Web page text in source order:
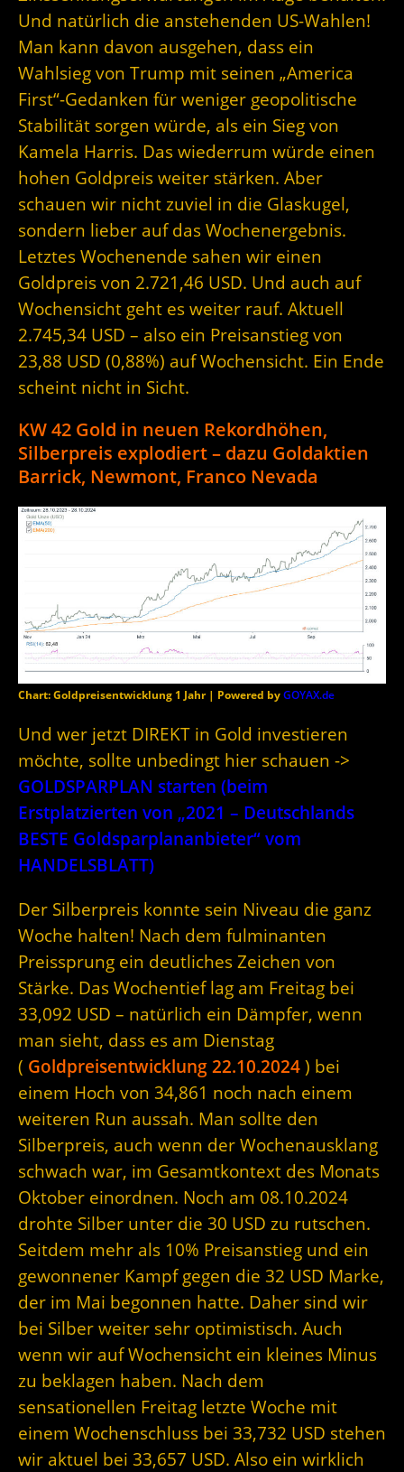
Und natürlich die anstehenden US-Wahlen!
Man kann davon ausgehen, dass ein
Wahlsieg von Trump mit seinen „America
First“-Gedanken für weniger geopolitische
Stabilität sorgen würde, als ein Sieg von
Kamela Harris. Das wiederrum würde einen
hohen Goldpreis weiter stärken. Aber
schauen wir nicht zuviel in die Glaskugel,
sondern lieber auf das Wochenergebnis.
Letztes Wochenende sahen wir einen
Goldpreis von 2.721,46 USD. Und auch auf
Wochensicht geht es weiter rauf. Aktuell
2.745,34 USD – also ein Preisanstieg von
23,88 USD (0,88%) auf Wochensicht. Ein Ende
scheint nicht in Sicht.
KW 42 Gold in neuen Rekordhöhen,
Silberpreis explodiert – dazu Goldaktien
Barrick, Newmont, Franco Nevada
Chart: Goldpreisentwicklung 1 Jahr | Powered byGOYAX.de
Und wer jetzt DIREKT in Gold investieren
möchte, sollte unbedingt hier schauen ->
GOLDSPARPLAN starten (beim
Erstplatzierten von „2021 – Deutschlands
BESTE Goldsparplananbieter“ vom
HANDELSBLATT)
Der Silberpreis konnte sein Niveau die ganz
Woche halten! Nach dem fulminanten
Preissprung ein deutliches Zeichen von
Stärke. Das Wochentief lag am Freitag bei
33,092 USD – natürlich ein Dämpfer, wenn
man sieht, dass es am Dienstag
( Goldpreisentwicklung 22.10.2024 ) bei
einem Hoch von 34,861 noch nach einem
weiteren Run aussah. Man sollte den
Silberpreis, auch wenn der Wochenausklang
schwach war, im Gesamtkontext des Monats
Oktober einordnen. Noch am 08.10.2024
drohte Silber unter die 30 USD zu rutschen.
Seitdem mehr als 10% Preisanstieg und ein
gewonnener Kampf gegen die 32 USD Marke,
der im Mai begonnen hatte. Daher sind wir
bei Silber weiter sehr optimistisch. Auch
wenn wir auf Wochensicht ein kleines Minus
zu beklagen haben. Nach dem
sensationellen Freitag letzte Woche mit
einem Wochenschluss bei 33,732 USD stehen
wir aktuel bei 33,657 USD. Also ein wirklich